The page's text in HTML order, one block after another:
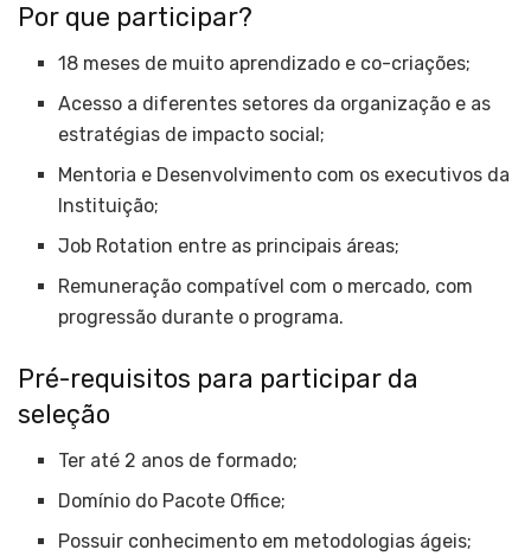
Por que participar?
18 meses de muito aprendizado e co-criações;
Acesso a diferentes setores da organização e as
estratégias de impacto social;
Mentoria e Desenvolvimento com os executivos da
Instituição;
Job Rotation entre as principais áreas;
Remuneração compatível com o mercado, com
progressão durante o programa.
Pré-requisitos para participar da
seleção
Ter até 2 anos de formado;
Domínio do Pacote Office;
Possuir conhecimento em metodologias ágeis;